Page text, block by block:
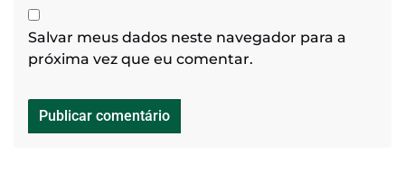
Salvar meus dados neste navegador para a
próxima vez que eu comentar.